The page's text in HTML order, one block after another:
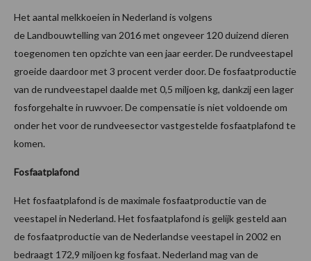
Het aantal melkkoeien in Nederland is volgens
de Landbouwtelling van 2016 met ongeveer 120 duizend dieren
toegenomen ten opzichte van een jaar eerder. De rundveestapel
groeide daardoor met 3 procent verder door. De fosfaatproductie
van de rundveestapel daalde met 0,5 miljoen kg, dankzij een lager
fosforgehalte in ruwvoer. De compensatie is niet voldoende om
onder het voor de rundveesector vastgestelde fosfaatplafond te
komen.
Fosfaatplafond
Het fosfaatplafond is de maximale fosfaatproductie van de
veestapel in Nederland. Het fosfaatplafond is gelijk gesteld aan
de fosfaatproductie van de Nederlandse veestapel in 2002 en
bedraagt 172,9 miljoen kg fosfaat. Nederland mag van de